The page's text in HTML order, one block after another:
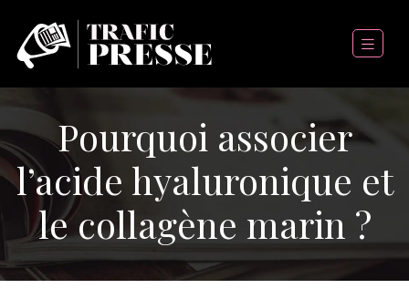
Pourquoi associer
l’acide hyaluronique et
le collagène marin ?